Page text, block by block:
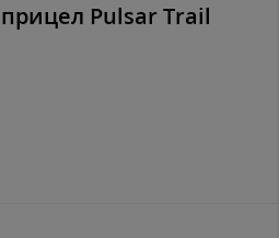
Pulsar Trail